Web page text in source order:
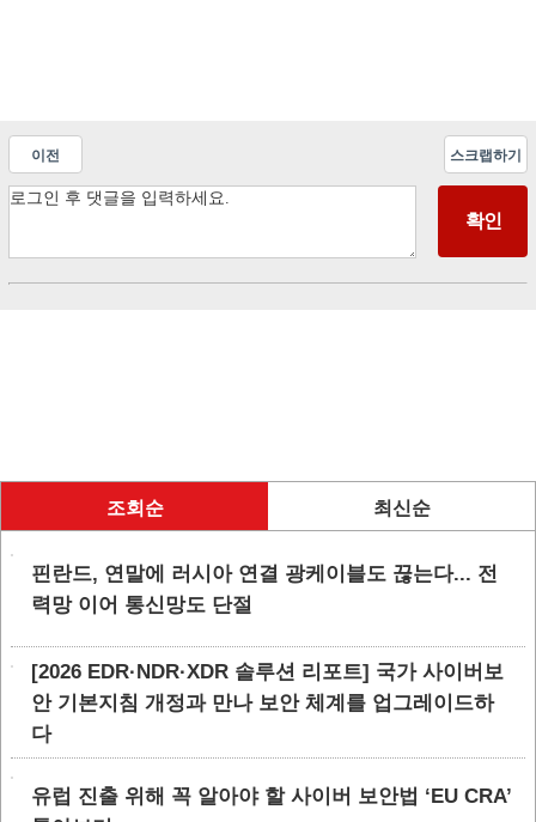
이전 스크랩하기
조회순 최신순
핀란드, 연말에 러시아 연결 광케이블도 끊는다... 전
력망 이어 통신망도 단절
[2026 EDR·NDR·XDR 솔루션 리포트] 국가 사이버보
안 기본지침 개정과 만나 보안 체계를 업그레이드하
다
유럽 진출 위해 꼭 알아야 할 사이버 보안법 ‘EU CRA’